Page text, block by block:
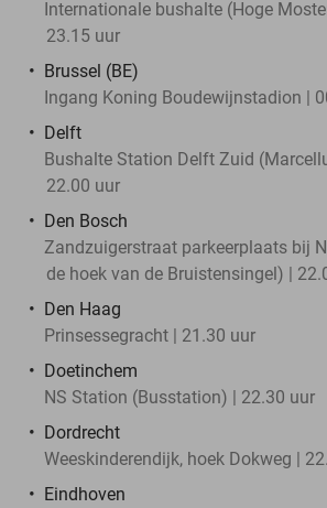
Internationale bushalte (Hoge
23.15 uur
Brussel (BE)
Ingang Koning Boudewijnstadion |
Delft
Bushalte Station Delft Zuid
22.00 uur
Den Bosch
Zandzuigerstraat parkeerplaats bij
de hoek van de Bruistensingel) |
Den Haag
Prinsessegracht | 21.30 uur
Doetinchem
NS Station (Busstation) | 22.30 uur
Dordrecht
Weeskinderendijk, hoek Dokweg |
Eindhoven